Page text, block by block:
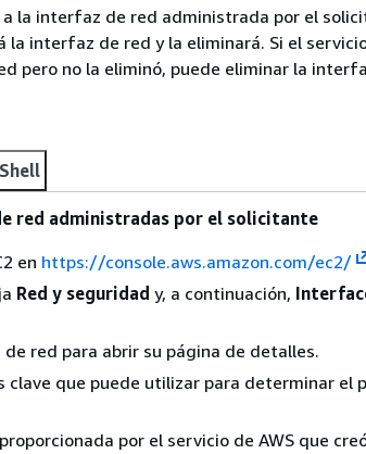
a la interfaz de red administrada por el
la interfaz de red y la eliminará. Si el
pero no la eliminó, puede eliminar la
red administradas por el solicitante
en https://console.aws.amazon.com/ec2/
Red y seguridad y, a continuación,
red para abrir su página de detalles.
clave que puede utilizar para determinar el
por el servicio de AWS que